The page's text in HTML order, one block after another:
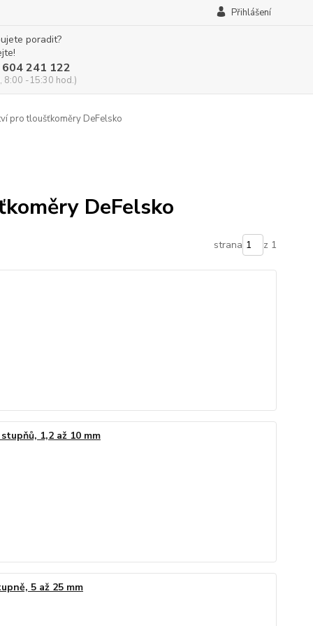
Přihlášení
poradit?
241 122
8:00 -15:30 hod.)
pro tloušťkoměry DeFelsko
DeFelsko
strana z 1
1,2 až 10 mm
5 až 25 mm